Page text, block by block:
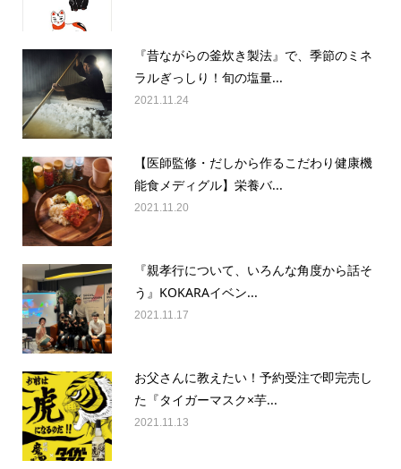
『昔ながらの釜炊き製法』で、季節のミネ
ラルぎっしり！旬の塩量...
2021.11.24
【医師監修・だしから作るこだわり健康機
能食メディグル】栄養バ...
2021.11.20
『親孝行について、いろんな角度から話そ
う』KOKARAイベン...
2021.11.17
お父さんに教えたい！予約受注で即完売し
た『タイガーマスク×芋...
2021.11.13